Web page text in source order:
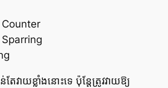
វាយខ្លាំងនោះទេ ប៉ុន្តែត្រូវវាយឱ្យ